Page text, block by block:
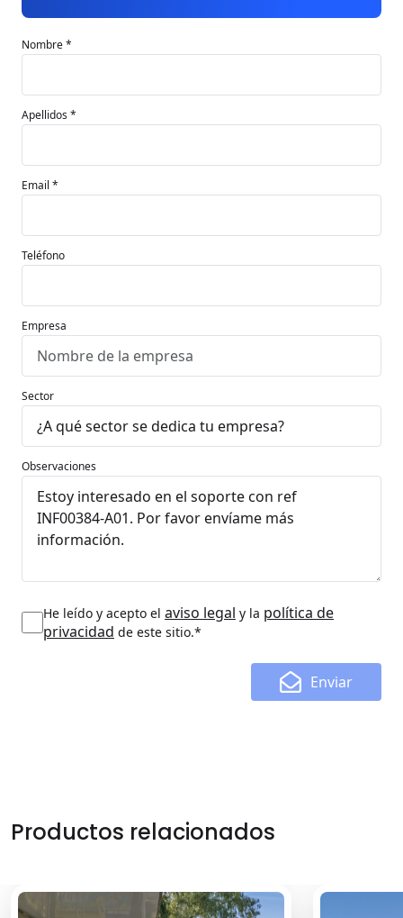
Nombre *
Apellidos *
Email *
Teléfono
Empresa
Sector
Observaciones
He leído y acepto el aviso legal y la política de
privacidad de este sitio.*
Enviar
Productos relacionados